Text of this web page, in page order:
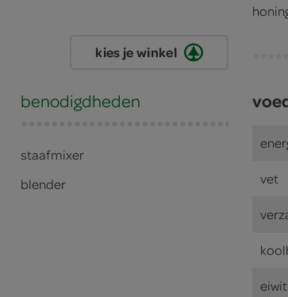
kies je winkel
benodigdheden
staafmixer
blender
vet
eiwit